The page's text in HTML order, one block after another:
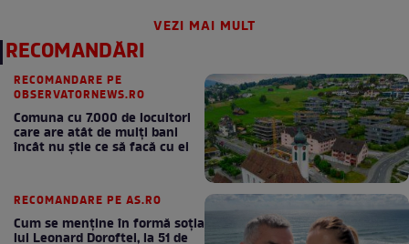
VEZI MAI MULT
RECOMANDĂRI
RECOMANDARE PE
OBSERVATORNEWS.RO
Comuna cu 7.000 de locuitori
care are atât de mulți bani
încât nu știe ce să facă cu ei
RECOMANDARE PE AS.RO
Cum se menţine în formă soţia
lui Leonard Doroftei, la 51 de